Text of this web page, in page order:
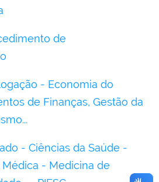
de
- Economia do
de Finanças, Gestão da
- Ciências da Saúde -
- Medicina de